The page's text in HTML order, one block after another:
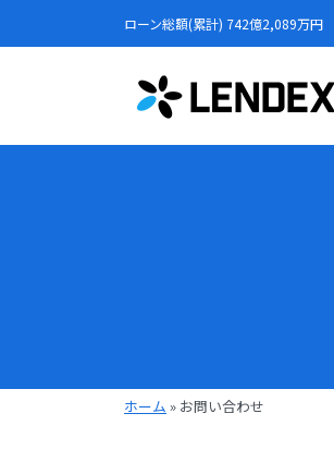
ローン総額(累計) 742億2,089万円
ホーム » お問い合わせ